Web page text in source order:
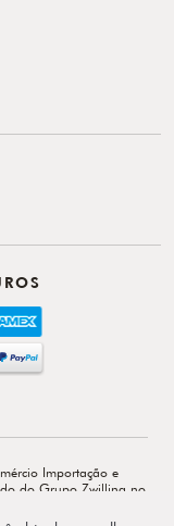
Importação e
do Grupo Zwilling no
deste site. ©